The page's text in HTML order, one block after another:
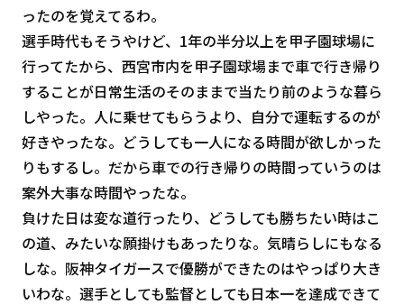
ったのを覚えてるわ。
選手時代もそうやけど、1年の半分以上を甲子園球場に
行ってたから、西宮市内を甲子園球場まで車で行き帰り
することが日常生活のそのままで当たり前のような暮ら
しやった。人に乗せてもらうより、自分で運転するのが
好きやったな。どうしても一人になる時間が欲しかった
りもするし。だから車での行き帰りの時間っていうのは
案外大事な時間やったな。
負けた日は変な道行ったり、どうしても勝ちたい時はこ
の道、みたいな願掛けもあったりな。気晴らしにもなる
しな。阪神タイガースで優勝ができたのはやっぱり大き
いわな。選手としても監督としても日本一を達成できて